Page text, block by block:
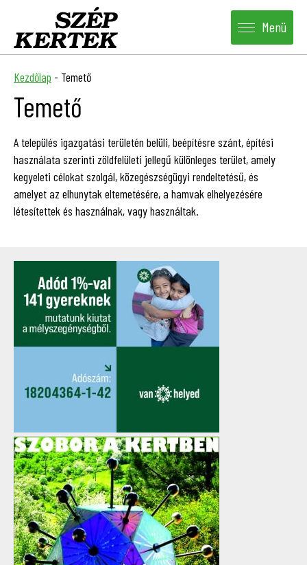
Menü
Kezdőlap - Temető
Temető
A település igazgatási területén belüli, beépítésre szánt, építési
használata szerinti zöldfelületi jellegű különleges terület, amely
kegyeleti célokat szolgál, közegészségügyi rendeltetésű, és
amelyet az elhunytak eltemetésére, a hamvak elhelyezésére
létesítettek és használnak, vagy használtak.